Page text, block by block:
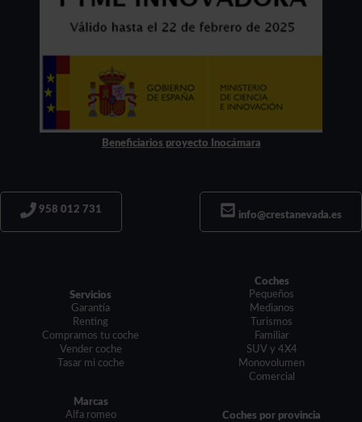
Beneficiarios proyecto Inocámara
958 012 731
info@crestanevada.es
Servicios
Garantía
Renting
Compramos tu coche
Vender coche
Tasar mi coche
Coches
Pequeños
Medianos
Turismos
Familiar
SUV y 4X4
Monovolumen
Comercial
Marcas
Alfa romeo
Coches por provincia